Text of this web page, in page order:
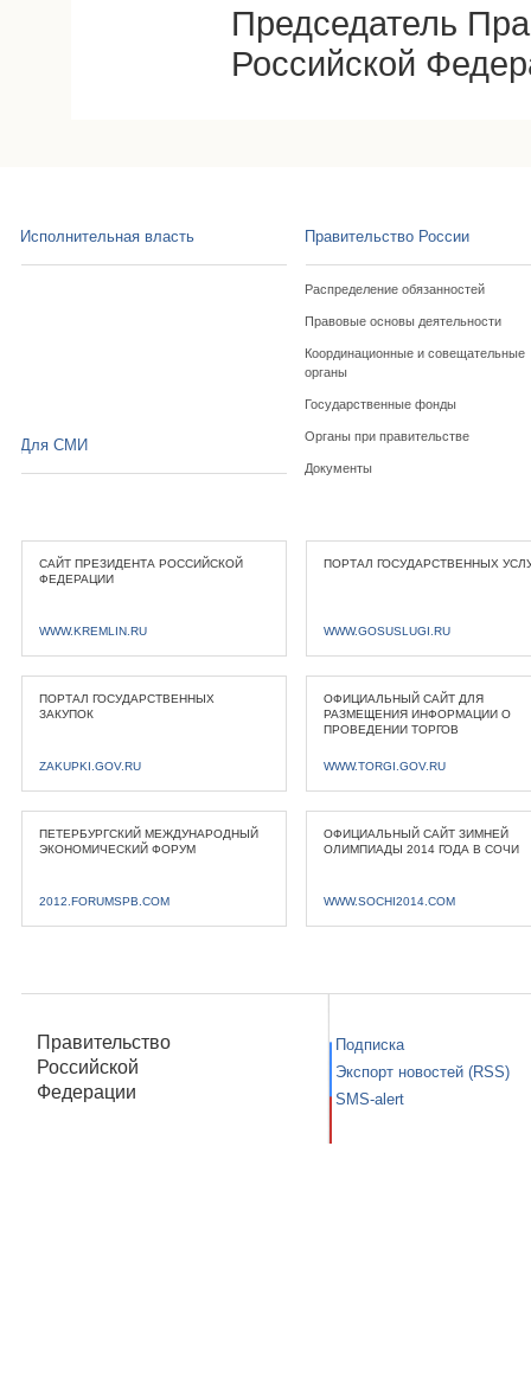
Председатель
Российской
Исполнительная власть Правительство России
Распределение обязанностей
Правовые основы деятельности
Координационные и совещательные
органы
Государственные фонды
Органы при правительстве
Документы
Для СМИ
САЙТ ПРЕЗИДЕНТА РОССИЙСКОЙ
ФЕДЕРАЦИИ
WWW.KREMLIN.RU
ПОРТАЛ ГОСУДАРСТВЕННЫХ
WWW.GOSUSLUGI.RU
ПОРТАЛ ГОСУДАРСТВЕННЫХ
ЗАКУПОК
ZAKUPKI.GOV.RU
ОФИЦИАЛЬНЫЙ САЙТ ДЛЯ
РАЗМЕЩЕНИЯ ИНФОРМАЦИИ О
ПРОВЕДЕНИИ ТОРГОВ
WWW.TORGI.GOV.RU
ПЕТЕРБУРГСКИЙ МЕЖДУНАРОДНЫЙ
ЭКОНОМИЧЕСКИЙ ФОРУМ
2012.FORUMSPB.COM
ОФИЦИАЛЬНЫЙ САЙТ ЗИМНЕЙ
ОЛИМПИАДЫ 2014 ГОДА В СОЧИ
WWW.SOCHI2014.COM
Правительство
Российской
Федерации
Подписка
Экспорт новостей (RSS)
SMS-alert